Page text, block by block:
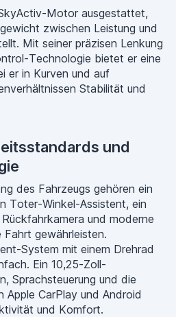
Motor ausgestattet,
zwischen Leistung und
Mit seiner präzisen Lenkung
Technologie bietet er eine
er in Kurven und auf
Stabilität und
und
des Fahrzeugs gehören ein
Toter-Winkel-Assistent, ein
und moderne
Fahrt gewährleisten.
System mit einem Drehrad
Ein 10,25-Zoll-
Sprachsteuerung und die
CarPlay und Android
und Komfort.